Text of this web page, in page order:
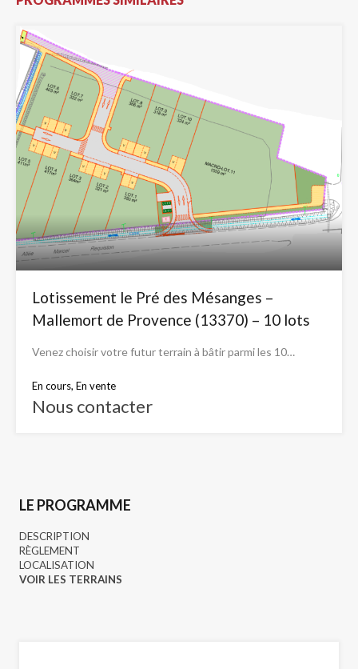
Lotissement le Pré des Mésanges –
Mallemort de Provence (13370) – 10 lots
Venez choisir votre futur terrain à bâtir parmi les 10…
En cours, En vente
Nous contacter
LE PROGRAMME
DESCRIPTION
RÈGLEMENT
LOCALISATION
VOIR LES TERRAINS